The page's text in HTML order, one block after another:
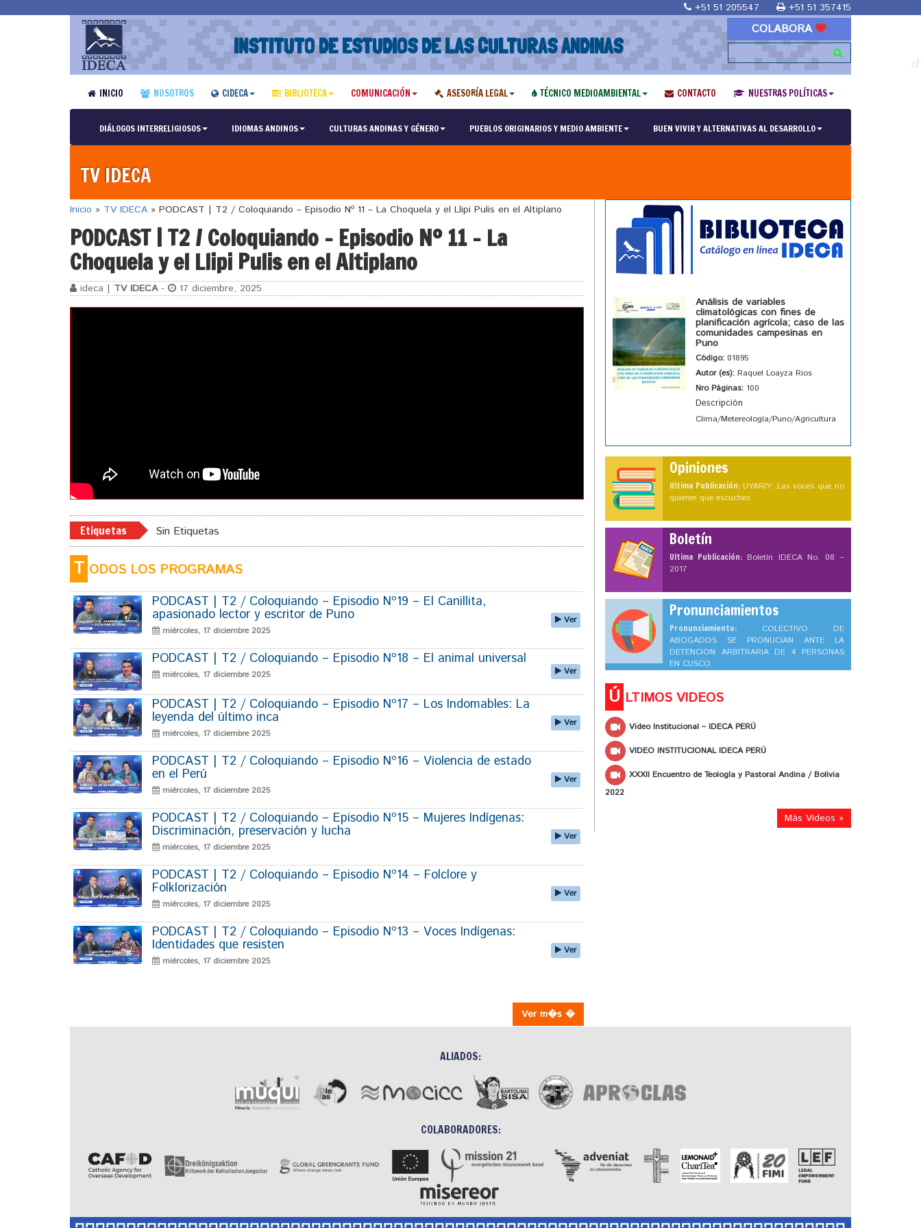
+51 51 205547 +51 51 357415
INSTITUTO DE ESTUDIOS DE LAS CULTURAS ANDINAS
COLABORA
INICIO NOSOTROS CIDECA BIBLIOTECA COMUNICACIÓN ASESORÍA LEGAL TÉCNICO MEDIOAMBIENTAL CONTACTO NUESTRAS POLÍTICAS
DIÁLOGOS INTERRELIGIOSOS IDIOMAS ANDINOS CULTURAS ANDINAS Y GÉNERO PUEBLOS ORIGINARIOS Y MEDIO AMBIENTE BUEN VIVIR Y ALTERNATIVAS AL DESARROLLO
TV IDECA
Inicio » TV IDECA » PODCAST | T2 / Coloquiando – Episodio Nº 11 – La Choquela y el Llipi Pulis en el Altiplano
PODCAST | T2 / Coloquiando – Episodio Nº 11 – La
Choquela y el Llipi Pulis en el Altiplano
ideca | TV IDECA- 17 diciembre, 2025
Etiquetas Sin Etiquetas
T ODOS LOS PROGRAMAS
PODCAST | T2 / Coloquiando – Episodio Nº19 – El Canillita,
apasionado lector y escritor de Puno
miércoles, 17 diciembre 2025
Ver
PODCAST | T2 / Coloquiando – Episodio Nº18 – El animal universal
miércoles, 17 diciembre 2025 Ver
PODCAST | T2 / Coloquiando – Episodio Nº17 – Los Indomables: La
leyenda del último inca
miércoles, 17 diciembre 2025
Ver
PODCAST | T2 / Coloquiando – Episodio Nº16 – Violencia de estado
en el Perú
miércoles, 17 diciembre 2025
Ver
PODCAST | T2 / Coloquiando – Episodio Nº15 – Mujeres Indígenas:
Discriminación, preservación y lucha
miércoles, 17 diciembre 2025
Ver
PODCAST | T2 / Coloquiando – Episodio Nº14 – Folclore y
Folklorización
miércoles, 17 diciembre 2025
Ver
PODCAST | T2 / Coloquiando – Episodio Nº13 – Voces Indígenas:
Identidades que resisten
miércoles, 17 diciembre 2025
Ver
Ver m�s �
Análisis de variables
climatológicas con fines de
planificación agrícola; caso de las
comunidades campesinas en
Puno
Código: 01895
Autor (es): Raquel Loayza Rios
Nro Páginas: 100
Descripción
Clima/Metereología/Puno/Agricultura
Opiniones
Ultima Publicación: UYARIY: Las voces que no
quieren que escuches
Boletín
Ultima Publicación: Boletín IDECA No. 08 –
2017
Pronunciamientos
Pronunciamiento: COLECTIVO DE
ABOGADOS SE PRONUCIAN ANTE LA
DETENCION ARBITRARIA DE 4 PERSONAS
EN CUSCO
Ú LTIMOS VIDEOS
Video Institucional – IDECA PERÚ
VIDEO INSTITUCIONAL IDECA PERÚ
XXXII Encuentro de Teología y Pastoral Andina / Bolivia
2022
Más Videos »
ALIADOS:
COLABORADORES: